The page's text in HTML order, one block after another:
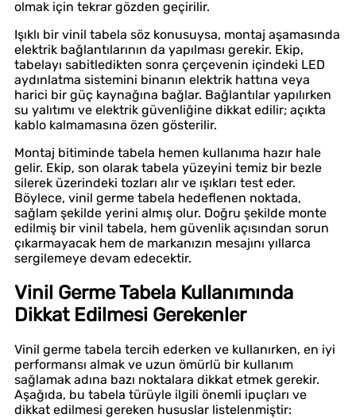
olmak için tekrar gözden geçirilir.
Işıklı bir vinil tabela söz konusuysa, montaj aşamasında
elektrik bağlantılarının da yapılması gerekir. Ekip,
tabelayı sabitledikten sonra çerçevenin içindeki LED
aydınlatma sistemini binanın elektrik hattına veya
harici bir güç kaynağına bağlar. Bağlantılar yapılırken
su yalıtımı ve elektrik güvenliğine dikkat edilir; açıkta
kablo kalmamasına özen gösterilir.
Montaj bitiminde tabela hemen kullanıma hazır hale
gelir. Ekip, son olarak tabela yüzeyini temiz bir bezle
silerek üzerindeki tozları alır ve ışıkları test eder.
Böylece, vinil germe tabela hedeflenen noktada,
sağlam şekilde yerini almış olur. Doğru şekilde monte
edilmiş bir vinil tabela, hem güvenlik açısından sorun
çıkarmayacak hem de markanızın mesajını yıllarca
sergilemeye devam edecektir.
Vinil Germe Tabela Kullanımında
Dikkat Edilmesi Gerekenler
Vinil germe tabela tercih ederken ve kullanırken, en iyi
performansı almak ve uzun ömürlü bir kullanım
sağlamak adına bazı noktalara dikkat etmek gerekir.
Aşağıda, bu tabela türüyle ilgili önemli ipuçları ve
dikkat edilmesi gereken hususlar listelenmiştir: